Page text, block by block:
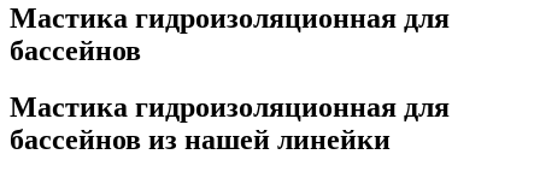
Мастика гидроизоляционная для
бассейнов
Мастика гидроизоляционная для
бассейнов из нашей линейки